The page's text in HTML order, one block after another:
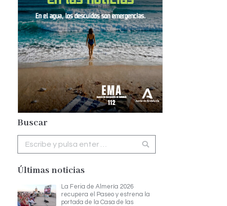
Buscar
Últimas noticias
La Feria de Almería 2026
recupera el Paseo y estrena la
portada de la Casa de las